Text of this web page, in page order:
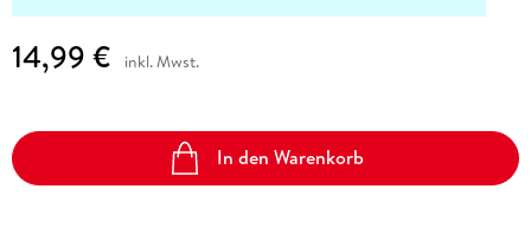
14,99 € inkl. Mwst.
In den Warenkorb